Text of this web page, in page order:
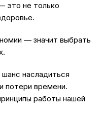
это не только
— значит выбрать
насладиться
потери времени.
работы нашей